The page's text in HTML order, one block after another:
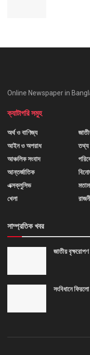
Online Newspaper in
ক্যাটাগরি সমুহ
অর্থ ও বাণিজ্য
আইন ও অপরাধ
আঞ্চলিক সংবাদ
আন্তর্জাতিক
এক্সক্লুসিভ
খেলা
তথ্য
সাম্প্রতিক খবর
জাতীয়
সংবিধানে